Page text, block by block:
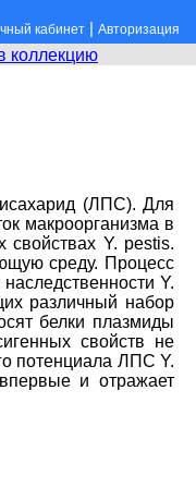
кабинет | Авторизация
коллекцию
(ЛПС). Для
макроорганизма в
Y. pestis.
среду. Процесс
Y.
различный набор
белки плазмиды
свойств не
потенциала ЛПС Y.
и отражает